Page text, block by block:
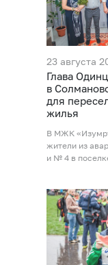
23 августа
Глава
в
для
жилья
В МЖК
жители из
и № 4 в